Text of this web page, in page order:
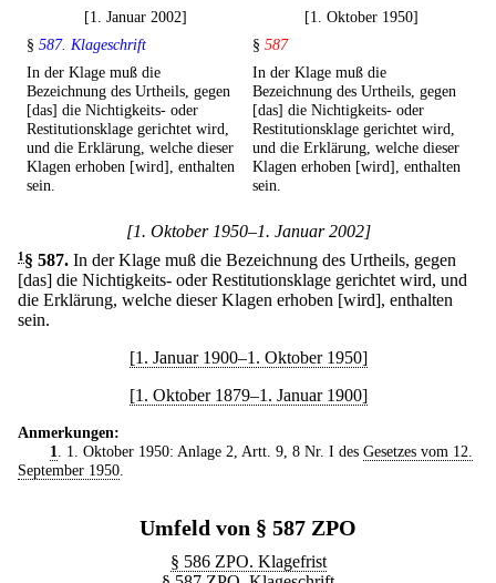
[1. Januar 2002]
[1. Oktober 1950]
§ 587. Klageschrift § 587
In der Klage muß die
Bezeichnung des Urtheils, gegen
[das] die Nichtigkeits- oder
Restitutionsklage gerichtet wird,
und die Erklärung, welche dieser
Klagen erhoben [wird], enthalten
sein.
In der Klage muß die
Bezeichnung des Urtheils, gegen
[das] die Nichtigkeits- oder
Restitutionsklage gerichtet wird,
und die Erklärung, welche dieser
Klagen erhoben [wird], enthalten
sein.
[1. Oktober 1950–1. Januar 2002]
1§ 587. In der Klage muß die Bezeichnung des Urtheils, gegen
[das] die Nichtigkeits- oder Restitutionsklage gerichtet wird, und
die Erklärung, welche dieser Klagen erhoben [wird], enthalten
sein.
[1. Januar 1900–1. Oktober 1950]
[1. Oktober 1879–1. Januar 1900]
Anmerkungen:
1. 1. Oktober 1950: Anlage 2, Artt. 9, 8 Nr. I des Gesetzes vom 12.
September 1950.
Umfeld von § 587 ZPO
§ 586 ZPO. Klagefrist